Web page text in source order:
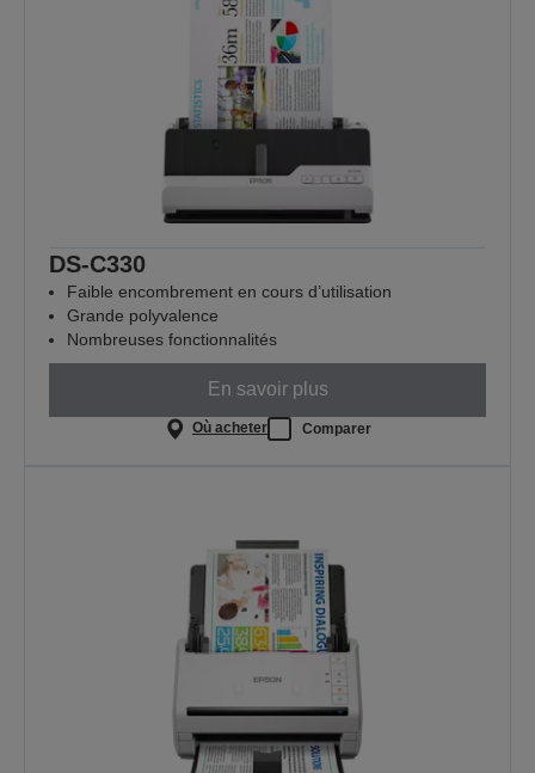
DS-C330
Faible encombrement en cours d’utilisation
Grande polyvalence
Nombreuses fonctionnalités
En savoir plus
Où acheter Comparer